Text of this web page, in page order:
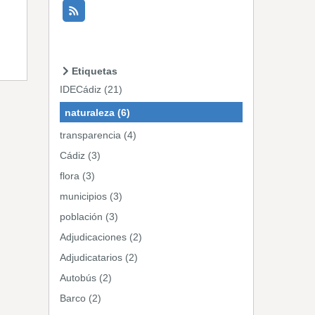
Etiquetas
IDECádiz (21)
naturaleza (6)
transparencia (4)
Cádiz (3)
flora (3)
municipios (3)
población (3)
Adjudicaciones (2)
Adjudicatarios (2)
Autobús (2)
Barco (2)